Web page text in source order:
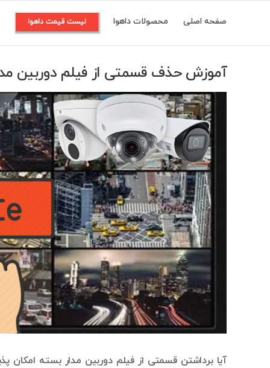
content
صفحه اصلی محصولات داهوا لیست قیمت داهوا
آموزش حذف قسمتی از فیلم دوربین
View
Larger
Image
آیا برداشتن قسمتی از فیلم دوربین مدار بسته